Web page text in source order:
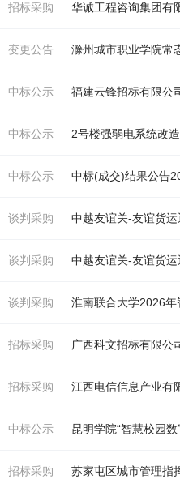
招标采购
变更公告 滁州城市职业学院常
中标公示 福建云锋招标有限公
中标公示 2号楼强弱电系统改
中标公示
谈判采购 中越友谊关-友谊货
谈判采购 中越友谊关-友谊货
谈判采购 淮南联合大学2026
招标采购
招标采购 江西电信信息产业有
中标公示
招标采购 苏家屯区城市管理指